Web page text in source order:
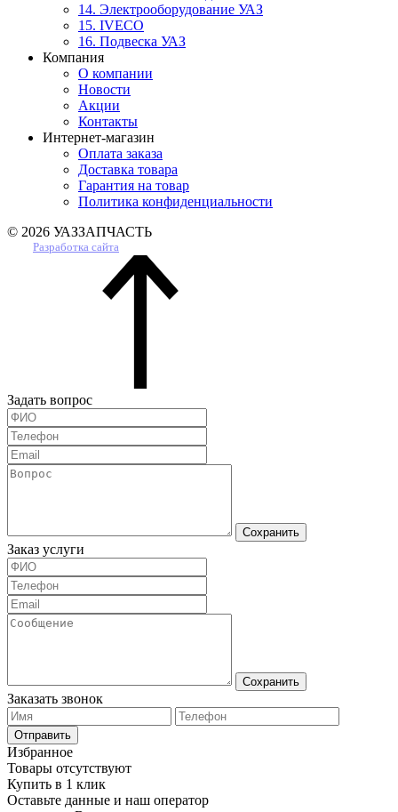
14. Электрооборудование УАЗ
15. IVECO
16. Подвеска УАЗ
Компания
О компании
Новости
Акции
Контакты
Интернет-магазин
Оплата заказа
Доставка товара
Гарантия на товар
Политика конфиденциальности
© 2026 УАЗЗАПЧАСТЬ
Разработка сайта
Задать вопрос
Сохранить
Заказ услуги
Сохранить
Заказать звонок
Отправить
Избранное
Товары отсутствуют
Купить в 1 клик
Оставьте данные и наш оператор